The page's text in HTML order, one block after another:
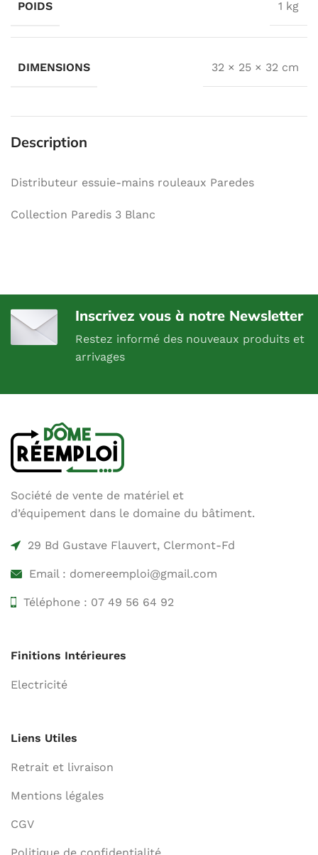
POIDS 1 kg
DIMENSIONS 32 × 25 × 32 cm
Description
Distributeur essuie-mains rouleaux Paredes
Collection Paredis 3 Blanc
Inscrivez vous à notre Newsletter
Restez informé des nouveaux produits et
arrivages
Société de vente de matériel et
d’équipement dans le domaine du bâtiment.
29 Bd Gustave Flauvert, Clermont-Fd
Email : domereemploi@gmail.com
Téléphone : 07 49 56 64 92
Finitions Intérieures
Electricité
Liens Utiles
Retrait et livraison
Mentions légales
CGV